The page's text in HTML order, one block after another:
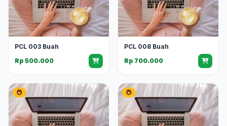
PCL 003 Buah
Rp 500.000
PCL 008 Buah
Rp 700.000